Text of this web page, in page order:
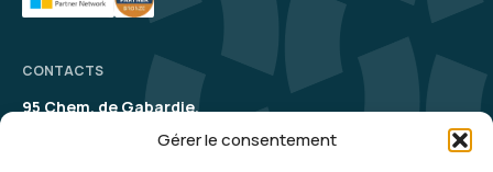
Gérer le consentement
CONTACTS
95 Chem. de Gabardie,
contact@aelion.com